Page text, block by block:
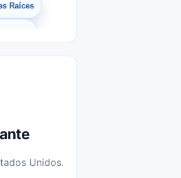
Raíces
Unidos.